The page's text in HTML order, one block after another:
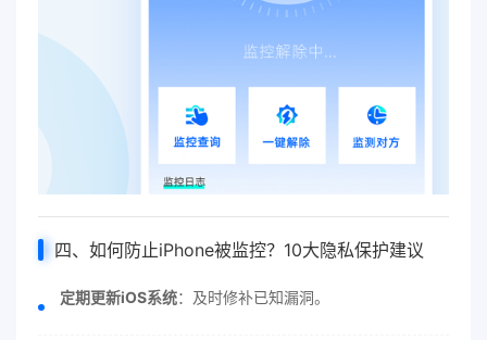
四、如何防止iPhone被监控？10大隐私保护建议
定期更新iOS系统：及时修补已知漏洞。